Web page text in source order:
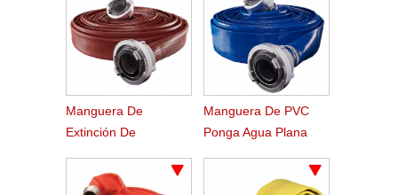
Manguera De
Extinción De
Duralina
Manguera De PVC
Ponga Agua Plana